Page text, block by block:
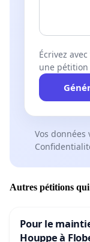
Écrivez
une
Vos
Autres pétitions
Pour le
Houppe à